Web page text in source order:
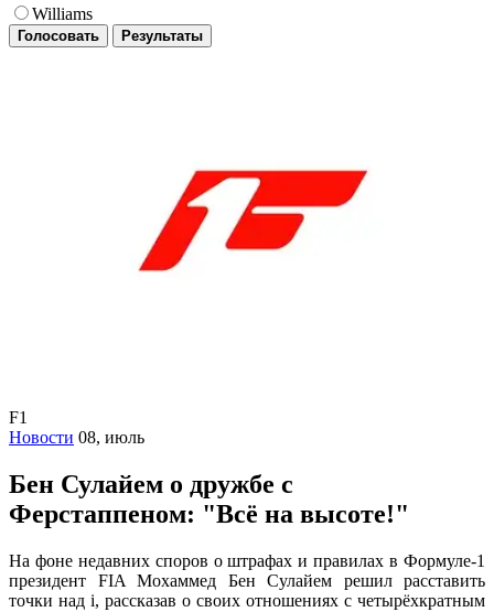
Williams
Голосовать Результаты
F1
Новости 08, июль
Бен Сулайем о дружбе с
Ферстаппеном: "Всё на высоте!"
На фоне недавних споров о штрафах и правилах в Формуле-1
президент FIA Мохаммед Бен Сулайем решил расставить
точки над i, рассказав о своих отношениях с четырёхкратным